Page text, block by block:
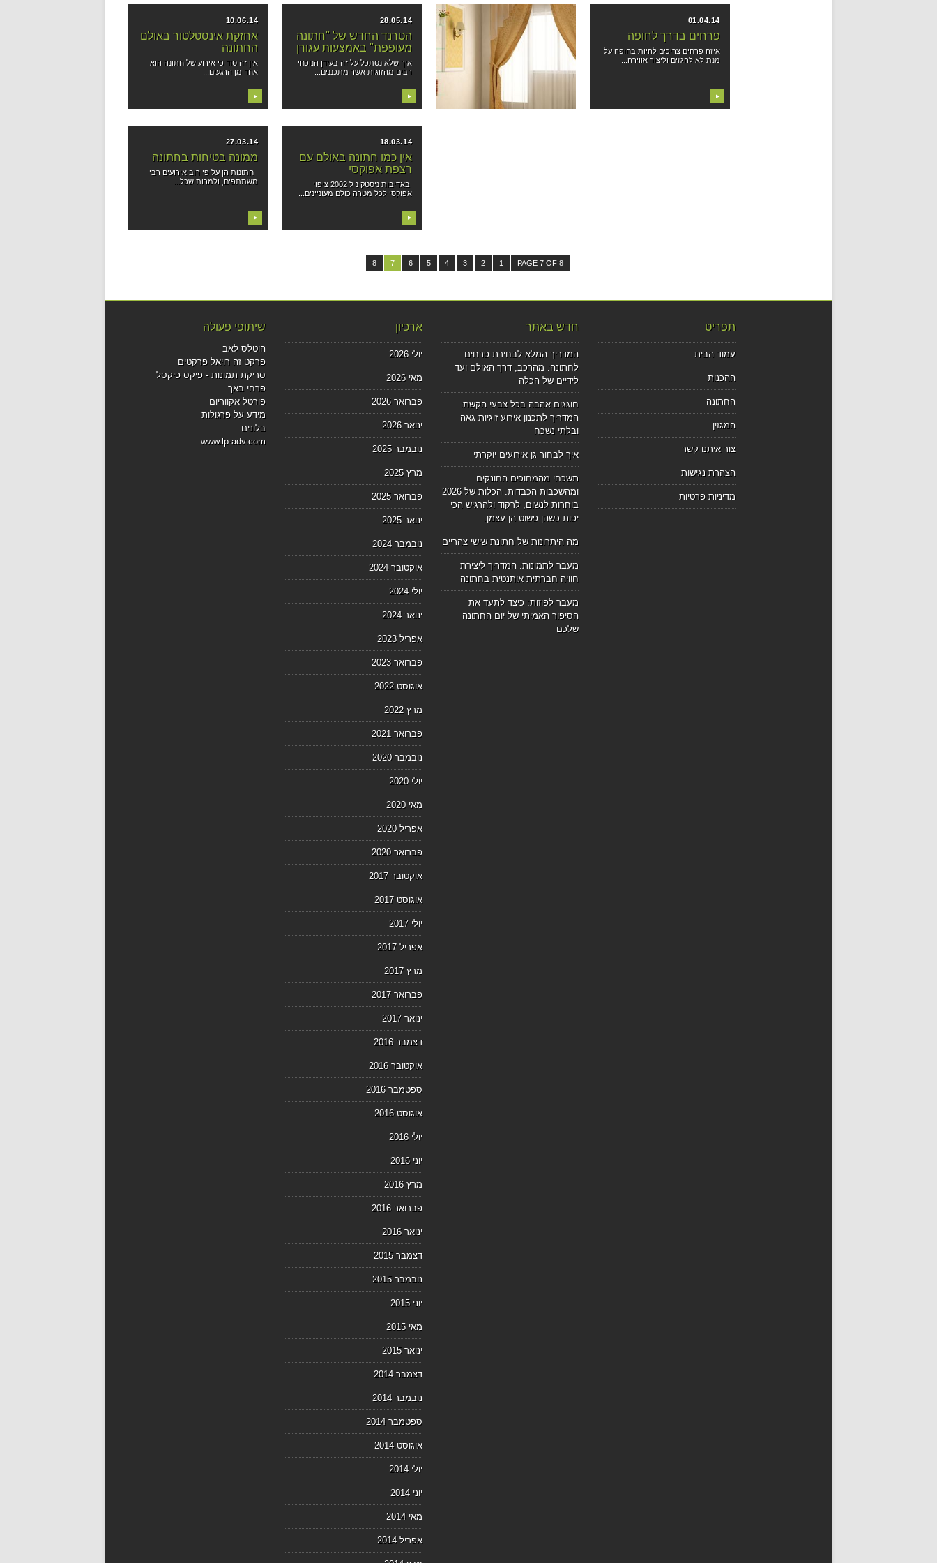
10.06.14
אחזקת אינסטלטור באולם
החתונה
אין זה סוד כי אירוע של חתונה הוא
אחד מן הרגעים...
▶
28.05.14
הטרנד החדש של "חתונה
מעופפת" באמצעות עגורן
איך שלא נסתכל על זה בעידן הנוכחי
רבים מהזוגות אשר מתכננים...
▶
30.04.14
אחרי החתונה: לישון על זרי
הדפנה – על מזרונים
אין רגע מספק יותר מזה בו החתונה
מסתיימת ובני הזוג חוזרים...
01.04.14
פרחים בדרך לחופה
איזה פרחים צריכים להיות בחופה על
מנת לא להגזים וליצור אווירה...
▶
27.03.14
ממונה בטיחות בחתונה
חתונות הן על פי רוב אירועים רבי
משתתפים, ולמרות שכל...
▶
18.03.14
אין כמו חתונה באולם עם
רצפת אפוקסי
באדיבות ניסטק נ ל 2002 ציפוי
אפוקסי לכל מטרה כולם מעוניינים...
▶
PAGE 7 OF 8
1
2
3
4
5
6
7
8
שיתופי פעולה
הוטלס לאב
פרקט זה רויאל פרקטים
סריקת תמונות - פיקס פיקסל
פרחי באך
פורטל אקווריום
מידע על פרגולות
בלונים
www.lp-adv.com
ארכיון
יולי 2026
מאי 2026
פברואר 2026
ינואר 2026
נובמבר 2025
מרץ 2025
פברואר 2025
ינואר 2025
נובמבר 2024
אוקטובר 2024
יולי 2024
ינואר 2024
אפריל 2023
פברואר 2023
אוגוסט 2022
מרץ 2022
פברואר 2021
נובמבר 2020
יולי 2020
מאי 2020
אפריל 2020
פברואר 2020
אוקטובר 2017
אוגוסט 2017
יולי 2017
אפריל 2017
מרץ 2017
פברואר 2017
ינואר 2017
דצמבר 2016
אוקטובר 2016
ספטמבר 2016
אוגוסט 2016
יולי 2016
יוני 2016
מרץ 2016
פברואר 2016
ינואר 2016
דצמבר 2015
נובמבר 2015
יוני 2015
מאי 2015
ינואר 2015
דצמבר 2014
נובמבר 2014
ספטמבר 2014
אוגוסט 2014
יולי 2014
יוני 2014
מאי 2014
אפריל 2014
חדש באתר
המדריך המלא לבחירת פרחים
לחתונה: מהרכב, דרך האולם ועד
לידיים של הכלה
חוגגים אהבה בכל צבעי הקשת:
המדריך לתכנון אירוע זוגיות גאה
ובלתי נשכח
איך לבחור גן אירועים יוקרתי
תשכחי מהמחוכים החונקים
ומהשכבות הכבדות. הכלות של 2026
בוחרות לנשום, לרקוד ולהרגיש הכי
יפות כשהן פשוט הן עצמן.
מה היתרונות של חתונת שישי צהריים
מעבר לתמונות: המדריך ליצירת
חוויה חברתית אותנטית בחתונה
מעבר לפוזות: כיצד לתעד את
הסיפור האמיתי של יום החתונה
שלכם
תפריט
עמוד הבית
ההכנות
החתונה
המגזין
צור איתנו קשר
הצהרת נגישות
מדיניות פרטיות